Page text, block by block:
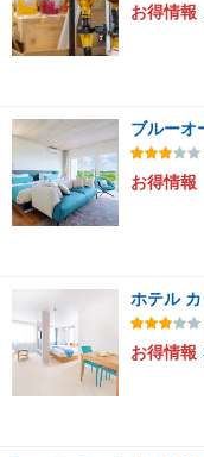
お得情報
ブルーオ
お得情報
ホテル
お得情報